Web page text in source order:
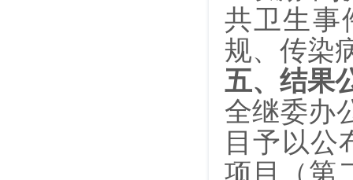
共卫生事
规、传染
五、结果
全继委办
目予以公
项目（第